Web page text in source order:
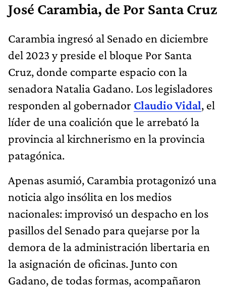
José Carambia, de Por Santa Cruz
Carambia ingresó al Senado en diciembre
del 2023 y preside el bloque Por Santa
Cruz, donde comparte espacio con la
senadora Natalia Gadano. Los legisladores
responden al gobernador Claudio Vidal, el
líder de una coalición que le arrebató la
provincia al kirchnerismo en la provincia
patagónica.
Apenas asumió, Carambia protagonizó una
noticia algo insólita en los medios
nacionales: improvisó un despacho en los
pasillos del Senado para quejarse por la
demora de la administración libertaria en
la asignación de oficinas. Junto con
Gadano, de todas formas, acompañaron